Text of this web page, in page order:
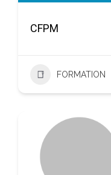
CFPM
FORMATION